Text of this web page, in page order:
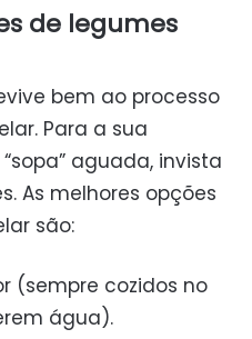
de legumes
bem ao processo
Para a sua
aguada, invista
As melhores opções
são:
(sempre cozidos no
água).